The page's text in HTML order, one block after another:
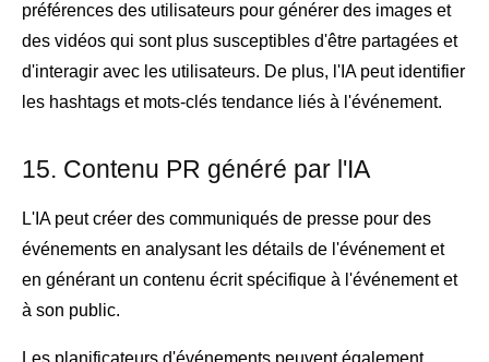
préférences des utilisateurs pour générer des images et
des vidéos qui sont plus susceptibles d'être partagées et
d'interagir avec les utilisateurs. De plus, l'IA peut identifier
les hashtags et mots-clés tendance liés à l'événement.
15. Contenu PR généré par l'IA
L'IA peut créer des communiqués de presse pour des
événements en analysant les détails de l'événement et
en générant un contenu écrit spécifique à l'événement et
à son public.
Les planificateurs d'événements peuvent également